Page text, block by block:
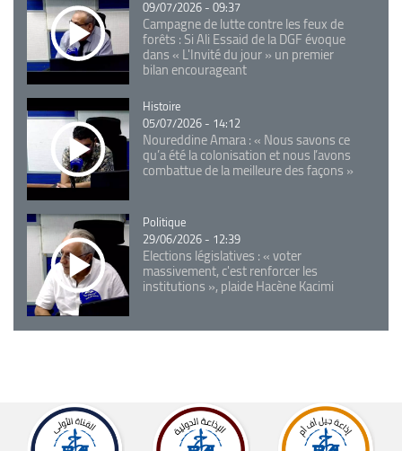
09/07/2026 - 09:37
Campagne de lutte contre les feux de
forêts : Si Ali Essaid de la DGF évoque
dans « L'Invité du jour » un premier
bilan encourageant
Catégorie
Histoire
05/07/2026 - 14:12
Noureddine Amara : « Nous savons ce
qu’a été la colonisation et nous l’avons
combattue de la meilleure des façons »
Catégorie
Politique
29/06/2026 - 12:39
Elections législatives : « voter
massivement, c'est renforcer les
institutions », plaide Hacène Kacimi